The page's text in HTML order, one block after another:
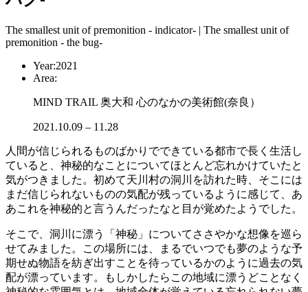
The smallest unit of premonition - indicator- | The smallest unit of
premonition - the bug-
Year:2021
Area:
MIND TRAIL 奥大和 心のなかの美術館(奈良）
2021.10.09 – 11.28
人間が信じられるものばかりでできている都市で長く生活し
ていると、神秘的なことについてほとんど忘れかけていたと
気がつきました。初めて天川村の洞川を訪れた時、そこには
まだ信じられないものの気配が残っているように感じて、あ
あこれを神秘的と言うんだったなと目が覚めたようでした。
そこで、洞川に漂う「神秘」についてささやかな想像を巡ら
せてみました。この場所には、まるでいつでも夢のような予
期せぬ物語を紡ぎ出すことを待っているかのように過去の気
配が漂っています。もしかしたらこの地域に漂うどことなく